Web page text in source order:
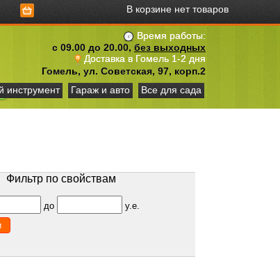
В корзине нет товаров
Время работы:
с 09.00 до 20.00, без выходных
Доставка в Гомель 1-2 дня
Гомель, ул. Советская, 97, корп.2
инструмент Гараж и авто Все для сада
Фильтр по свойствам
до у.е.